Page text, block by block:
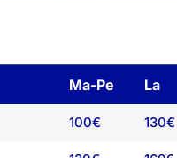
Ma-Pe La
100€ 130€